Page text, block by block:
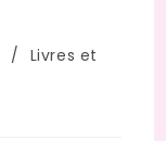
/ Livres et